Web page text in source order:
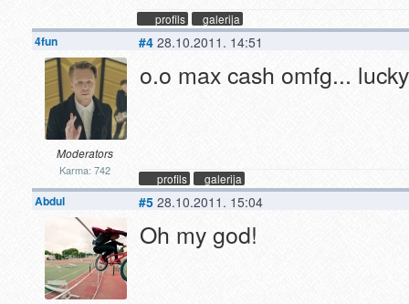
profils galerija
4fun
Moderators
Karma: 742
#4 28.10.2011. 14:51
o.o max cash omfg...
profils galerija
Abdul #5 28.10.2011. 15:04
Oh my god!